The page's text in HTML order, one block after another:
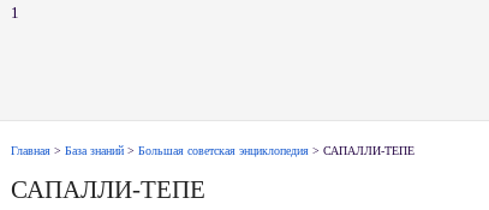
1
Главная > База знаний > Большая советская энциклопедия > САПАЛЛИ-ТЕПЕ
САПАЛЛИ-ТЕПЕ